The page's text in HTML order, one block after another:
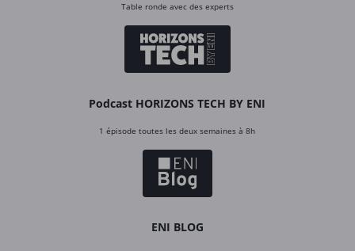
Table ronde avec des experts
Podcast HORIZONS TECH BY ENI
1 épisode toutes les deux semaines à 8h
ENI BLOG